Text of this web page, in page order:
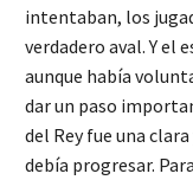
intentaban, los
verdadero aval. Y el
aunque había
dar un paso
del Rey fue una
debía progresar.